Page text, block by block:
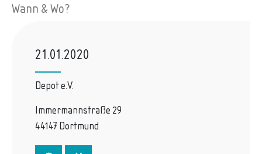
Wann & Wo?
21.01.2020
Depot e.V.
Immermannstraße 29
44147 Dortmund